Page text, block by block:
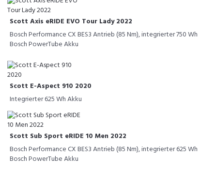
Scott Axis eRIDE EVO Tour Lady 2022
Bosch Performance CX BES3 Antrieb (85 Nm), integrierter 750 Wh
Bosch PowerTube Akku
Scott E-Aspect 910 2020
Integrierter 625 Wh Akku
Scott Sub Sport eRIDE 10 Men 2022
Bosch Performance CX BES3 Antrieb (85 Nm), integrierter 625 Wh
Bosch PowerTube Akku